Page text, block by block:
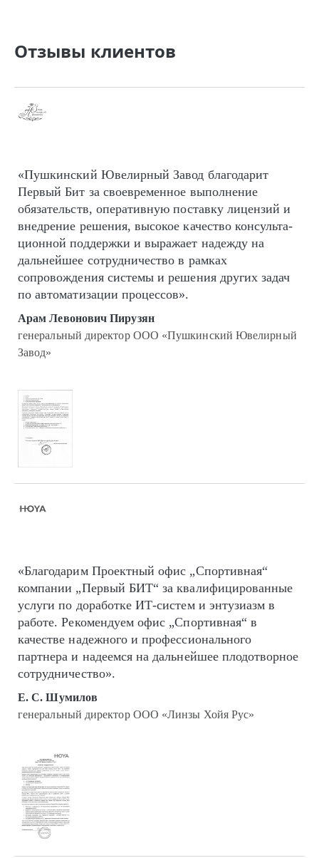
Отзывы клиентов
«Пушкинский Ювелирный Завод благодарит
Первый Бит за своевременное выполнение
обязательств, оперативную поставку лицензий и
внедрение решения, высокое качество кон­суль­та­
цион­ной поддержки и выражает надежду на
дальнейшее сотрудничество в рамках
сопровождения системы и решения других задач
по автоматизации процессов».
Арам Левонович Пирузян
генеральный директор ООО «Пушкинский Ювелирный
Завод»
«Благодарим Проектный офис „Спортивная“
компании „Первый БИТ“ за квалифицированные
услуги по доработке ИТ-систем и энтузиазм в
работе. Рекомендуем офис „Спортивная“ в
качестве надежного и профессионального
партнера и надеемся на дальнейшее плодотворное
сотрудничество».
Е. С. Шумилов
генеральный директор ООО «Линзы Хойя Рус»